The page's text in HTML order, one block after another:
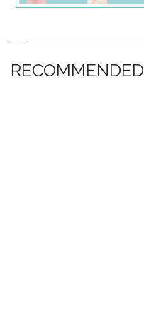
RECOMMENDED